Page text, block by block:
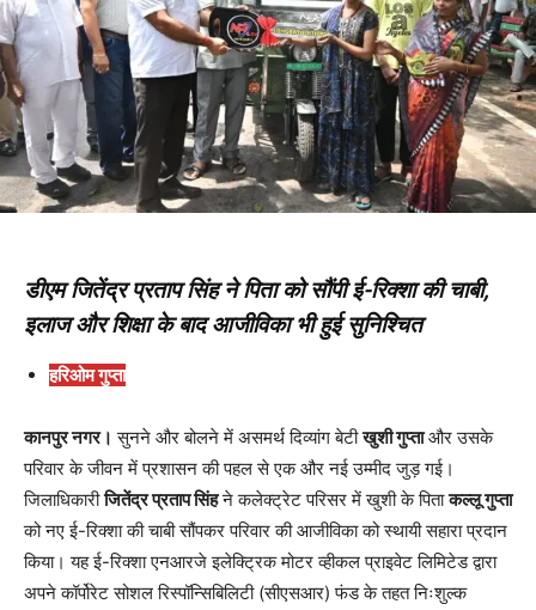
डीएम जितेंद्र प्रताप सिंह ने पिता को सौंपी ई-रिक्शा की चाबी,
इलाज और शिक्षा के बाद आजीविका भी हुई सुनिश्चित
हरिओम गुप्ता
कानपुर नगर। सुनने और बोलने में असमर्थ दिव्यांग बेटीखुशी गुप्ताऔर उसके
परिवार के जीवन में प्रशासन की पहल से एक और नई उम्मीद जुड़ गई।
जिलाधिकारीजितेंद्र प्रताप सिंहने कलेक्ट्रेट परिसर में खुशी के पिताकल्लू गुप्ता
को नए ई-रिक्शा की चाबी सौंपकर परिवार की आजीविका को स्थायी सहारा प्रदान
किया। यह ई-रिक्शा एनआरजे इलेक्ट्रिक मोटर व्हीकल प्राइवेट लिमिटेड द्वारा
अपने कॉर्पोरेट सोशल रिस्पॉन्सिबिलिटी (सीएसआर) फंड के तहत निःशुल्क